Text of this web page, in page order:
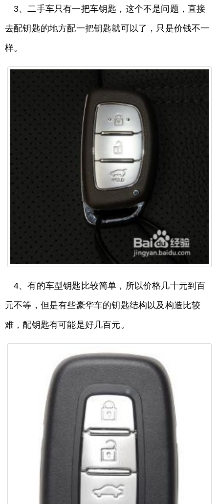
3、二手车只有一把车钥匙，这个不是问题，直接
去配钥匙的地方配一把钥匙就可以了，只是价钱不一
样。
4、有的车型钥匙比较简单，所以价格几十元到百
元不等，但是有些豪华车的钥匙结构以及构造比较
难，配钥匙有可能是好几百元。